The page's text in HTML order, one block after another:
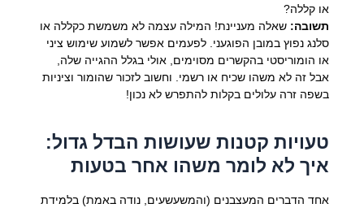
או קללה?
תשובה: שאלה מעניינת! המילה עצמה לא משמשת כקללה או
סלנג נפוץ במובן הפוגעני. לפעמים אפשר לשמוע שימוש ציני
או הומוריסטי בהקשרים מסוימים, אולי בגלל ההגייה שלה,
אבל זה לא משהו שכיח או רשמי. וחשוב לזכור שהומור וציניות
בשפה זרה עלולים בקלות להתפרש לא נכון!
טעויות קטנות שעושות הבדל גדול:
איך לא לומר משהו אחר בטעות
אחד הדברים המעצבנים (והמשעשעים, נודה באמת) בלמידת